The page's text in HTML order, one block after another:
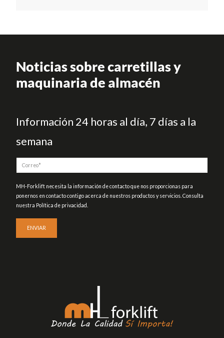
Noticias sobre carretillas y
maquinaria de almacén
Información 24 horas al día, 7 días a la
semana
MH-Forklift necesita la información de contacto que nos proporcionas para
ponernos en contacto contigo acerca de nuestros productos y servicios. Consulta
nuestra Política de privacidad.